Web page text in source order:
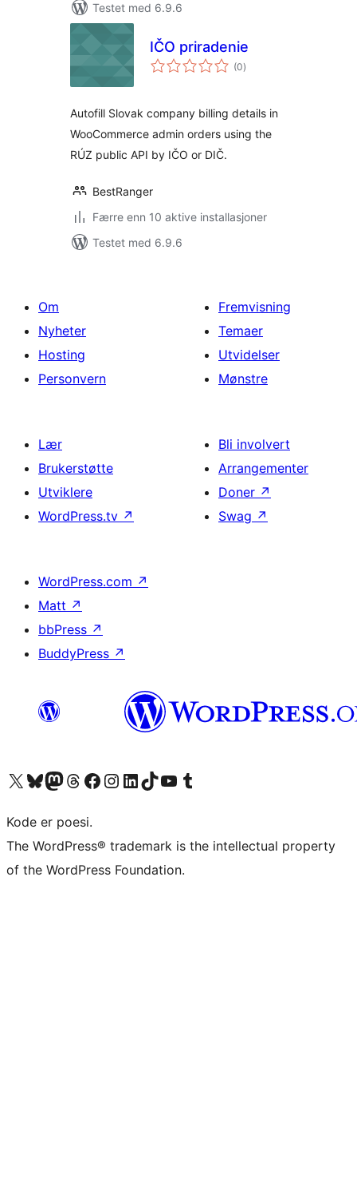
Testet med 6.9.6
IČO priradenie
(0totale
vurderinger
)
Autofill Slovak company billing details in
WooCommerce admin orders using the
RÚZ public API by IČO or DIČ.
BestRanger
Færre enn 10 aktive installasjoner
Testet med 6.9.6
Om
Nyheter
Hosting
Personvern
Fremvisning
Temaer
Utvidelser
Mønstre
Lær
Brukerstøtte
Utviklere
WordPress.tv ↗
Bli involvert
Arrangementer
Doner ↗
Swag ↗
WordPress.com ↗
Matt ↗
bbPress ↗
BuddyPress ↗
Besøk vår konto på X Visit our Bluesky account
Besøk vår Mastodon-konto
Visit our Threads account
Besøk vår Facebook-sideBesøk vår Instagram-konto
Besøk vår LinkedIn-konto
Visit our TikTok account
Visit our YouTube channel
Visit our Tumblr account
Kode er poesi.
The WordPress® trademark is the intellectual property
of the WordPress Foundation.